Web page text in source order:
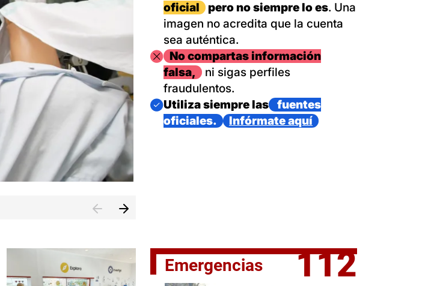
oficial
pero no siempre lo es. Una
imagen no acredita que la cuenta
sea auténtica.
ImagenNo compartas información
falsa,
ni sigas perfiles
fraudulentos.
Imagen
Utiliza siempre las
fuentes
oficiales.
Infórmate aquí
Emergencias 112